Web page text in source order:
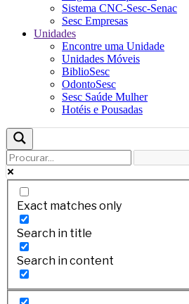
Sistema CNC-Sesc-Senac
Sesc Empresas
Unidades
Encontre uma Unidade
Unidades Móveis
BiblioSesc
OdontoSesc
Sesc Saúde Mulher
Hotéis e Pousadas
Exact matches only
Search in title
Search in content